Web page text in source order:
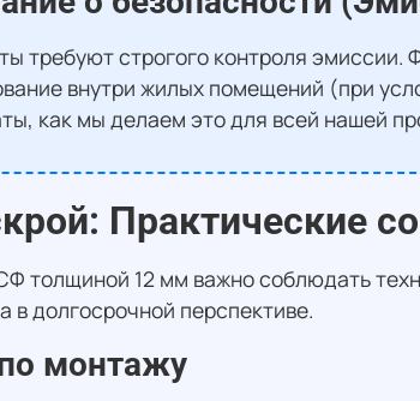
требуют строгого контроля
внутри жилых помещений (при
как мы делаем это для всей нашей
Практические
толщиной 12 мм важно соблюдать
в долгосрочной перспективе.
монтажу